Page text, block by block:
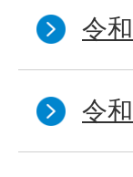
令
令